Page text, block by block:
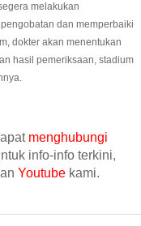
melakukan
dan memperbaiki
dokter akan menentukan
hasil pemeriksaan, stadium
menghubungi
info-info terkini,
Youtubekami.